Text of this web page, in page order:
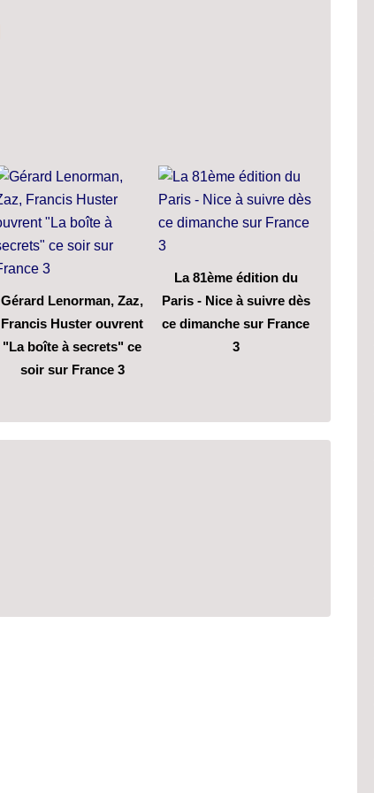
Gérard Lenorman, Zaz,
Francis Huster ouvrent
"La boîte à secrets" ce
soir sur France 3
La 81ème édition du
Paris - Nice à suivre dès
ce dimanche sur France
3